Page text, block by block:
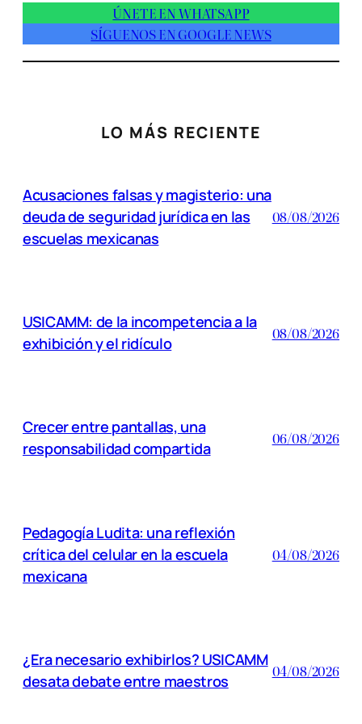
ÚNETE EN WHATSAPP
SÍGUENOS EN GOOGLE NEWS
LO MÁS RECIENTE
Acusaciones falsas y magisterio: una
deuda de seguridad jurídica en las
escuelas mexicanas
08/08/2026
USICAMM: de la incompetencia a la
exhibición y el ridículo
08/08/2026
Crecer entre pantallas, una
responsabilidad compartida
06/08/2026
Pedagogía Ludita: una reflexión
crítica del celular en la escuela
mexicana
04/08/2026
¿Era necesario exhibirlos? USICAMM
desata debate entre maestros
04/08/2026